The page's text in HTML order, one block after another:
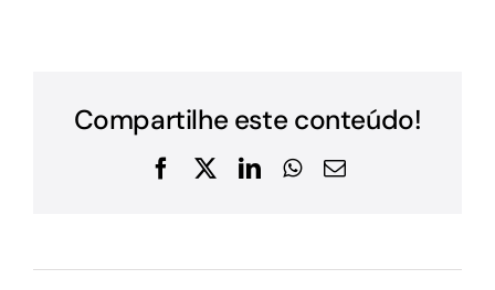
Compartilhe este conteúdo!
Facebook
X LinkedInWhatsApp
E-